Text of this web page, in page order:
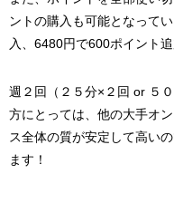
ントの購入も可能となって
入、6480円で600ポイント
週２回（２５分×２回 or ５
方にとっては、他の大手オ
ス全体の質が安定して高い
ます！